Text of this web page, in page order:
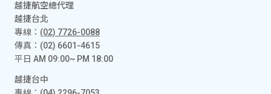
越捷航空總代理
越捷台北
專線： (02) 7726-0088
傳真：(02) 6601-4615
平日 AM 09:00~ PM 18:00
越捷台中